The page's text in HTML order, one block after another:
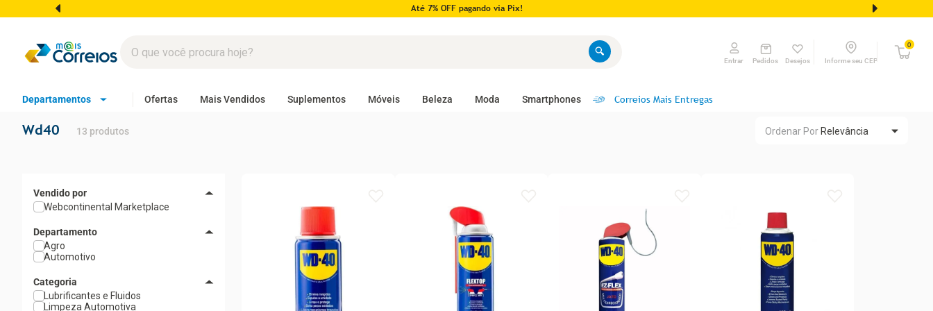
Até 7% OFF pagando via Pix!
Entrar Pedidos Desejos Informe seu CEP
0
Departamentos Ofertas Mais Vendidos Suplementos Móveis Beleza Moda Smartphones Correios Mais Entregas
Wd40 13 produtos Ordenar Por Relevância
Webcontinental Marketplace
Departamento
Agro
Automotivo
Categoria
Lubrificantes e Fluidos
Limpeza Automotiva